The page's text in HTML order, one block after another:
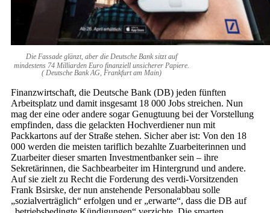
Die Fassade glänzt, aber die Deutsche Bank sitzt auf
mindestens 74 Milliarden Euro finanziell unsicherer Papiere.
( Deutsche Bank AG, Frankfurt am Main)
Finanzwirtschaft, die Deutsche Bank (DB) jeden fünften
Arbeitsplatz und damit insgesamt 18 000 Jobs streichen. Nun
mag der eine oder andere sogar Genugtuung bei der Vorstellung
empfinden, dass die gelackten Hochverdiener nun mit
Packkartons auf der Straße stehen. Sicher aber ist: Von den 18
000 werden die meisten tariflich bezahlte Zuarbeiterinnen und
Zuarbeiter dieser smarten Investmentbanker sein – ihre
Sekretärinnen, die Sachbearbeiter im Hintergrund und andere.
Auf sie zielt zu Recht die Forderung des verdi-Vorsitzenden
Frank Bsirske, der nun anstehende Personalabbau solle
„sozialverträglich“ erfolgen und er „erwarte“, dass die DB auf